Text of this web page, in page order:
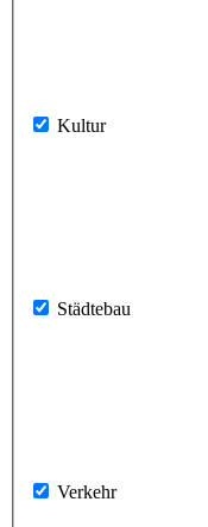
Kultur
Städtebau
Verkehr